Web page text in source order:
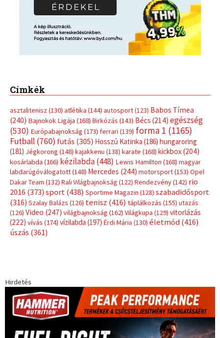
Címkék
asztalitenisz (130) atlétika (144) autosport(123) Babos Tímea
(240) Bajnokok Ligája (168) Birkózás (143) Bécs (214) egészség
(530) Európabajnokság (173) ferrari (139) forma 1 (1165)
Futball (760) futás (305) Hosszú Katinka (186) hungaroring
(181) Jégkorong (148) kajakkenu (138) karate (168) kickbox(204)
kosárlabda (166) kézilabda(448) Lewis Hamilton (168) magyar
labdarúgóválogatott(148) Mercedes (244) motorsport(153) Opel
Dakar Team (132) Rali Világbajnokság (122) Rendezvény(142) rio
2016 (373) sport(438) Sportime Magazin (128) szabadidősport
(316) Szalay Balázs (126) tenisz (416) táplálkozás (155) utazás
(126) Video (247) világbajnokság (162) Világkupa (129) vitorlázás
(222) vívás (174) vízilabda (197) Érdi Mária (130) életmód(416)
úszás (361)
Hirdetés